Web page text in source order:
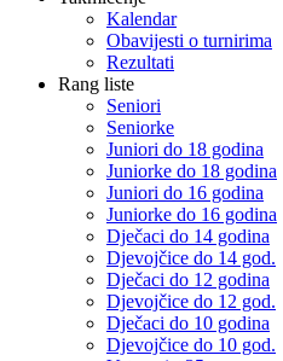
Kalendar
Obavijesti o turnirima
Rezultati
Rang liste
Seniori
Seniorke
Juniori do 18 godina
Juniorke do 18 godina
Juniori do 16 godina
Juniorke do 16 godina
Dječaci do 14 godina
Djevojčice do 14 god.
Dječaci do 12 godina
Djevojčice do 12 god.
Dječaci do 10 godina
Djevojčice do 10 god.